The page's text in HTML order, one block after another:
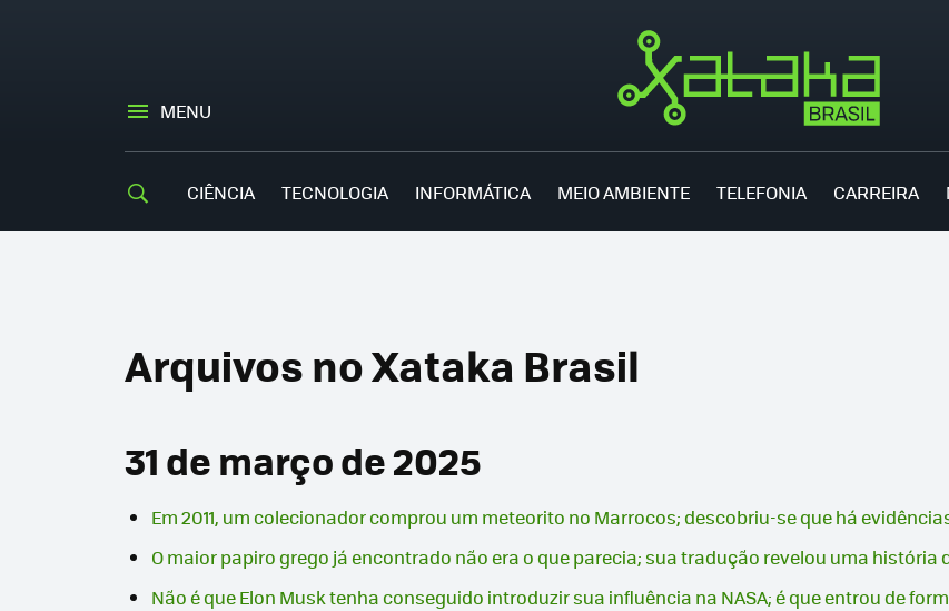
MENU
CIÊNCIA TECNOLOGIA INFORMÁTICA MEIO AMBIENTE TELEFONIA CARREIRA
Arquivos no Xataka Brasil
31 de março de 2025
Em 2011, um colecionador comprou um meteorito no Marrocos; descobriu-se que há
O maior papiro grego já encontrado não era o que parecia; sua tradução revelou uma história
Não é que Elon Musk tenha conseguido introduzir sua influência na NASA; é que entrou de